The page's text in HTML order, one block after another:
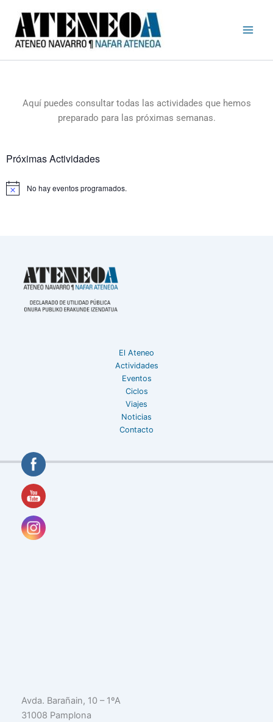
contenido
Aquí puedes consultar todas las actividades que hemos
preparado para las próximas semanas.
Próximas Actividades
No hay eventos programados.
El Ateneo
Actividades
Eventos
Ciclos
Viajes
Noticias
Contacto
Avda. Barañain, 10 – 1ºA
31008 Pamplona